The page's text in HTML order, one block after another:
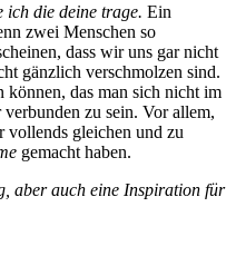
ich die deine trage. Ein
zwei Menschen so
dass wir uns gar nicht
gänzlich verschmolzen sind.
können, das man sich nicht im
zu sein. Vor allem,
vollends gleichen und zu
gemacht haben.
aber auch eine Inspiration für